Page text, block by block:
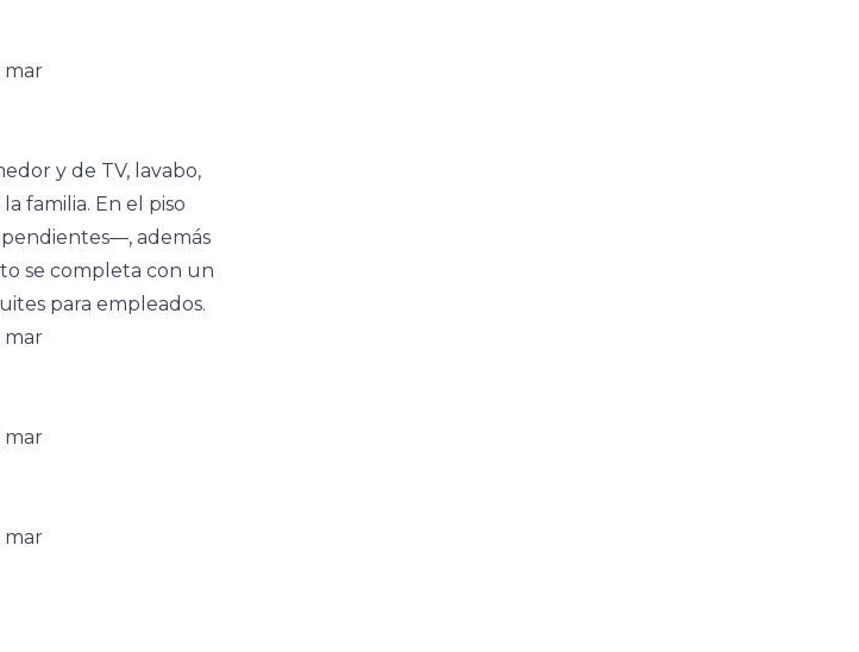
y de TV, lavabo,
familia. En el piso
además
se completa con un
para empleados.